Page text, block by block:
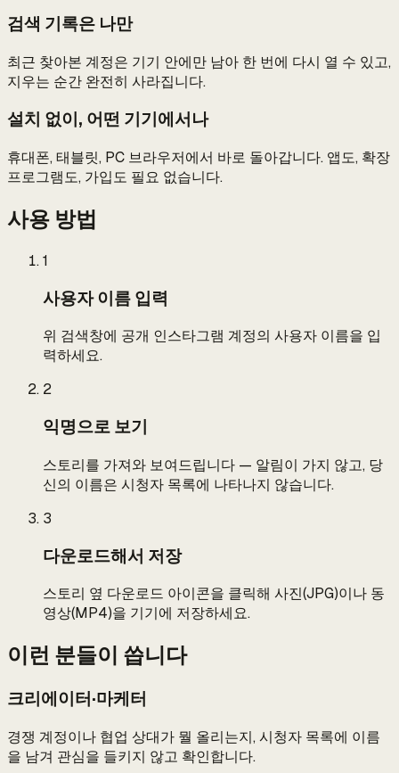
검색 기록은 나만
최근 찾아본 계정은 기기 안에만 남아 한 번에 다시 열 수 있고,
지우는 순간 완전히 사라집니다.
설치 없이, 어떤 기기에서나
휴대폰, 태블릿, PC 브라우저에서 바로 돌아갑니다. 앱도, 확장
프로그램도, 가입도 필요 없습니다.
사용 방법
1
사용자 이름 입력
위 검색창에 공개 인스타그램 계정의 사용자 이름을 입
력하세요.
2
익명으로 보기
스토리를 가져와 보여드립니다 — 알림이 가지 않고, 당
신의 이름은 시청자 목록에 나타나지 않습니다.
3
다운로드해서 저장
스토리 옆 다운로드 아이콘을 클릭해 사진(JPG)이나 동
영상(MP4)을 기기에 저장하세요.
이런 분들이 씁니다
크리에이터·마케터
경쟁 계정이나 협업 상대가 뭘 올리는지, 시청자 목록에 이름
을 남겨 관심을 들키지 않고 확인합니다.